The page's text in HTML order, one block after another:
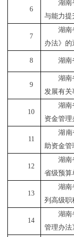
6
湖南
与能力提
7
湖南
办法》的
8 湖南
9
湖南
发展有关
10
湖南
资金管理
11
湖南
助资金管
12
湖南
省级预算
13
湖南
列高级职
14
湖南
管理办法